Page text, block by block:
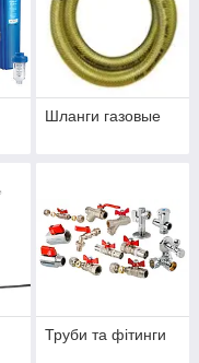
Шланги газовые
Труби та фітинги